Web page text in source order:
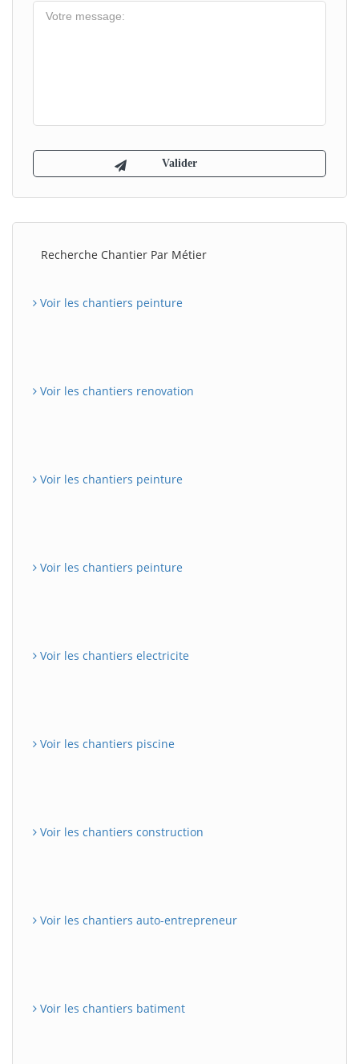
Recherche Chantier Par Métier
Voir les chantiers peinture
Voir les chantiers renovation
Voir les chantiers peinture
Voir les chantiers peinture
Voir les chantiers electricite
Voir les chantiers piscine
Voir les chantiers construction
Voir les chantiers auto-entrepreneur
Voir les chantiers batiment